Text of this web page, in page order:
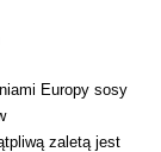
Europy sosy
zaletą jest